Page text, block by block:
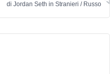
di Jordan Seth in Stranieri / Russo